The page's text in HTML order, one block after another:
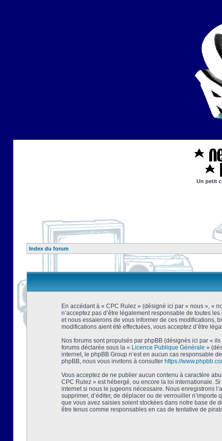
Un petit
Index du forum
En accédant à « CPC Rulez » (désigné ici par « nous », «
n’acceptez pas d’être légalement responsable de toutes
et nous essaierons de vous informer de ces modifications,
modifications aient été effectuées, vous acceptez d’être
Nos forums sont propulsés par phpBB (désignés ici par «
forums déclarée sous la « Licence Publique Générale »
internet, le phpBB Group n’est en aucun cas responsable
phpBB, nous vous invitons à consulter https://
Vous acceptez de ne publier aucun contenu à caractère
CPC Rulez » est hébergé, ou encore la loi internationale.
internet si nous le jugeons nécessaire. Nous enregistrons
supprimer, d’éditer, de déplacer ou de verrouiller
que vous avez saisies soient stockées dans notre base de
être tenus comme responsables en cas de tentative de